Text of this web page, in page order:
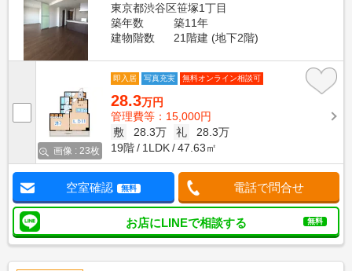
東京都渋谷区笹塚1丁目
築年数
築11年
建物階数
21階建 (地下2階)
画像 : 23枚
即入居 写真充実 無料オンライン相談可
28.3万円
管理費等：15,000円
敷
28.3万 礼
28.3万
19階
1LDK 47.63㎡
空室確認 無料 電話で問合せ
お店にLINEで相談する 無料